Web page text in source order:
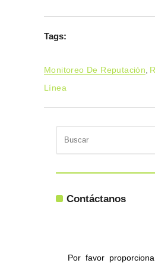
Tags:
Monitoreo De Reputación
Línea
Contáctanos
Por favor